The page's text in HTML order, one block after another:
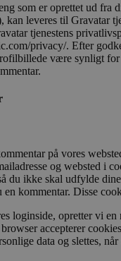
som er oprettet ud fra
kan leveres til Gravatar
tjenestens
privacy/. Efter
være synligt
på vores
og websted i
du ikke skal udfylde
en kommentar. Disse
loginside, opretter vi
accepterer
data og slettes,